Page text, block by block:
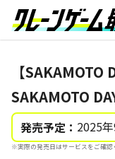
【SAKAMOTO
SAKAMOTO
発売予定： 2025
※実際の発売日はサービスをご確認